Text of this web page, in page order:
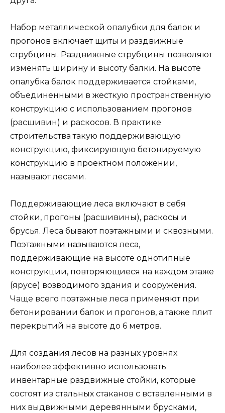
Набор металлической опалубки для балок и
прогонов включает щиты и раздвижные
струбцины. Раздвижные струбцины позволяют
изменять ширину и высоту балки. На высоте
опалубка балок поддерживается стойками,
объединенными в жесткую пространственную
конструкцию с использованием прогонов
(расшивин) и раскосов. В практике
строительства такую поддерживающую
конструкцию, фиксирующую бетонируемую
конструкцию в проектном положении,
называют лесами.
Поддерживающие леса включают в себя
стойки, прогоны (расшивины), раскосы и
брусья. Леса бывают поэтажными и сквозными.
Поэтажными называются леса,
поддерживающие на высоте однотипные
конструкции, повторяющиеся на каждом этаже
(ярусе) возводимого здания и сооружения.
Чаще всего поэтажные леса применяют при
бетонировании балок и прогонов, а также плит
перекрытий на высоте до 6 метров.
Для создания лесов на разных уровнях
наиболее эффективно использовать
инвентарные раздвижные стойки, которые
состоят из стальных стаканов с вставленными в
них выдвижными деревянными брусками,